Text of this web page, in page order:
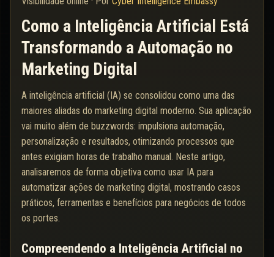
Como a Inteligência Artificial Está
Transformando a Automação no
Marketing Digital
A inteligência artificial (IA) se consolidou como uma das
maiores aliadas do marketing digital moderno. Sua aplicação
vai muito além de buzzwords: impulsiona automação,
personalização e resultados, otimizando processos que
antes exigiam horas de trabalho manual. Neste artigo,
analisaremos de forma objetiva como usar IA para
automatizar ações de marketing digital, mostrando casos
práticos, ferramentas e benefícios para negócios de todos
os portes.
Compreendendo a Inteligência Artificial no